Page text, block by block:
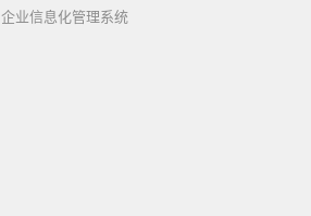
企业信息化管理系统